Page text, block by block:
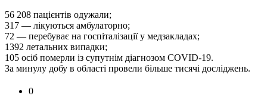
56 208 пацієнтів одужали;
317 — лікуються амбулаторно;
72 — перебуває на госпіталізації у медзакладах;
1392 летальних випадки;
105 осіб померли із супутнім діагнозом COVID-19.
За минулу добу в області провели більше тисячі досліджень.
0